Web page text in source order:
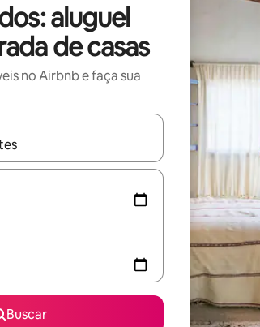
aluguel
de casas
no Airbnb e faça sua
estiverem disponíveis, explore-os usando as
Buscar